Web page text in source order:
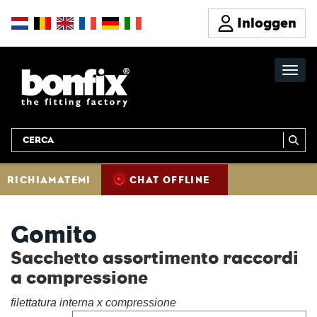
Inloggen
RICHIAMATEMI CHAT OFFLINE
Gomito
Sacchetto assortimento raccordi
a compressione
filettatura interna x compressione